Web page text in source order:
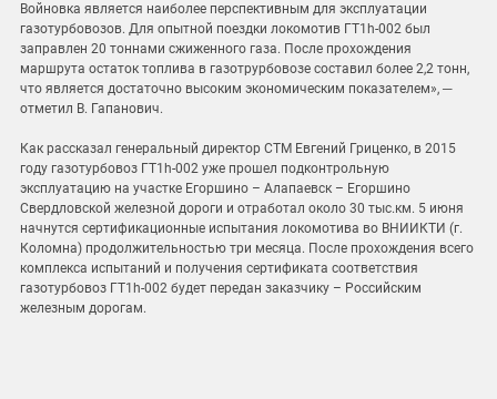
Войновка является наиболее перспективным для эксплуатации
газотурбовозов. Для опытной поездки локомотив ГТ1h-002 был
заправлен 20 тоннами сжиженного газа. После прохождения
маршрута остаток топлива в газотрурбовозе составил более 2,2 тонн,
что является достаточно высоким экономическим показателем», ─
отметил В. Гапанович.
Как рассказал генеральный директор СТМ Евгений Гриценко, в 2015
году газотурбовоз ГТ1h-002 уже прошел подконтрольную
эксплуатацию на участке Егоршино – Алапаевск – Егоршино
Свердловской железной дороги и отработал около 30 тыс.км. 5 июня
начнутся сертификационные испытания локомотива во ВНИИКТИ (г.
Коломна) продолжительностью три месяца. После прохождения всего
комплекса испытаний и получения сертификата соответствия
газотурбовоз ГТ1h-002 будет передан заказчику – Российским
железным дорогам.